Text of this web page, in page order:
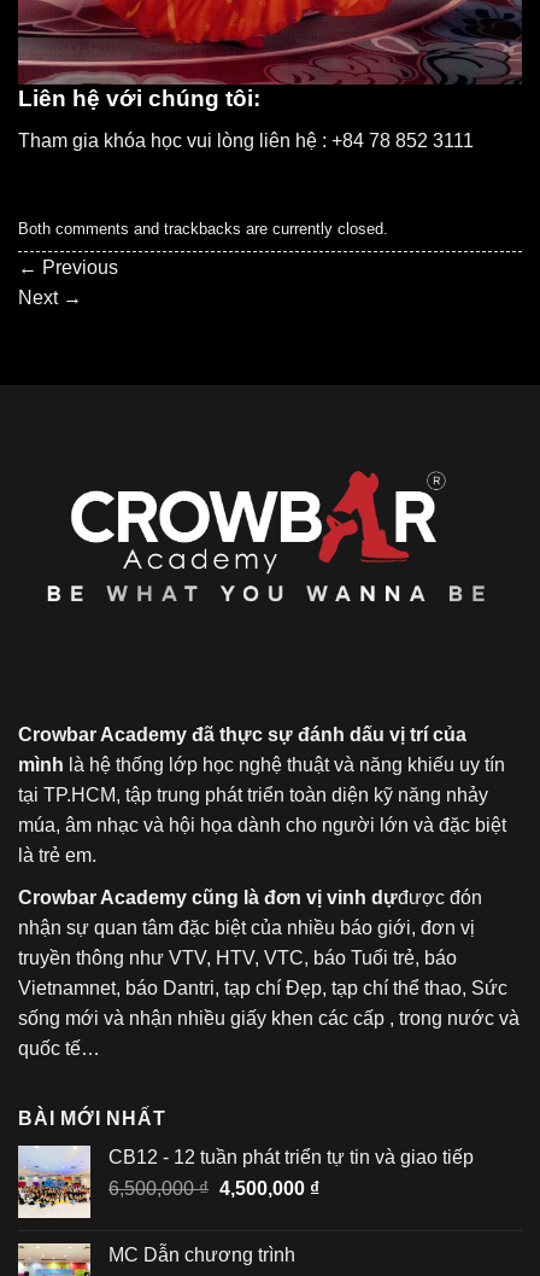
Liên hệ với chúng tôi:
Tham gia khóa học vui lòng liên hệ : +84 78 852 3111
Both comments and trackbacks are currently closed.
← Previous
Next →
Crowbar Academy đã thực sự đánh dấu vị trí của
mình là hệ thống lớp học nghệ thuật và năng khiếu uy tín
tại TP.HCM, tập trung phát triển toàn diện kỹ năng nhảy
múa, âm nhạc và hội họa dành cho người lớn và đặc biệt
là trẻ em.
Crowbar Academy cũng là đơn vị vinh dựđược đón
nhận sự quan tâm đặc biệt của nhiều báo giới, đơn vị
truyền thông như VTV, HTV, VTC, báo Tuổi trẻ, báo
Vietnamnet, báo Dantri, tạp chí Đẹp, tạp chí thể thao, Sức
sống mới và nhận nhiều giấy khen các cấp , trong nước và
quốc tế…
BÀI MỚI NHẤT
CB12 - 12 tuần phát triển tự tin và giao tiếp
6,500,000₫ Giá
6,500,000 ₫.
4,500,000 ₫Giá
MC Dẫn chương trình